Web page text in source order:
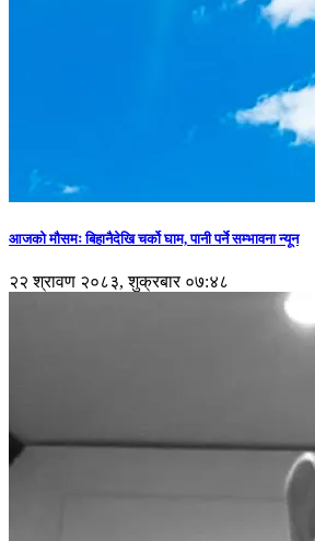
आजको मौसमः बिहानैदेखि चर्को घाम, पानी पर्ने सम्भावना न्यून
२२ श्रावण २०८३, शुक्रबार ०७:४८